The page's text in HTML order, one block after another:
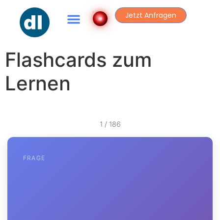
Jetzt Anfragen
Flashcards zum
Lernen
1 / 186
FRAGE